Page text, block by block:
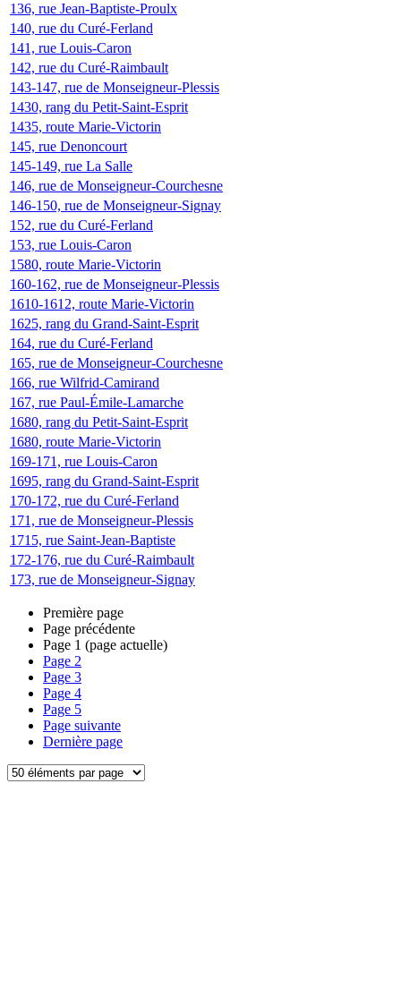
136, rue Jean-Baptiste-Proulx
140, rue du Curé-Ferland
141, rue Louis-Caron
142, rue du Curé-Raimbault
143-147, rue de Monseigneur-Plessis
1430, rang du Petit-Saint-Esprit
1435, route Marie-Victorin
145, rue Denoncourt
145-149, rue La Salle
146, rue de Monseigneur-Courchesne
146-150, rue de Monseigneur-Signay
152, rue du Curé-Ferland
153, rue Louis-Caron
1580, route Marie-Victorin
160-162, rue de Monseigneur-Plessis
1610-1612, route Marie-Victorin
1625, rang du Grand-Saint-Esprit
164, rue du Curé-Ferland
165, rue de Monseigneur-Courchesne
166, rue Wilfrid-Camirand
167, rue Paul-Émile-Lamarche
1680, rang du Petit-Saint-Esprit
1680, route Marie-Victorin
169-171, rue Louis-Caron
1695, rang du Grand-Saint-Esprit
170-172, rue du Curé-Ferland
171, rue de Monseigneur-Plessis
1715, rue Saint-Jean-Baptiste
172-176, rue du Curé-Raimbault
173, rue de Monseigneur-Signay
Première page
Page précédente
Page 1 (page actuelle)
Page 2
Page 3
Page 4
Page 5
Page suivante
Dernière page